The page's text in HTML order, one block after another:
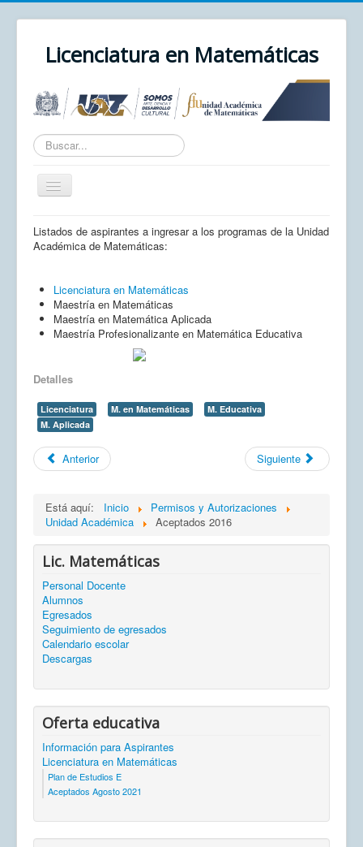
Licenciatura en Matemáticas
Texto
a
buscar...
Cambiar
navegación
Inicio
Unidad Académica
Cursos
Correo
Listados de aspirantes a ingresar a los programas de la Unidad
Académica de Matemáticas:
Licenciatura en Matemáticas
Maestría en Matemáticas
Maestría en Matemática Aplicada
Maestría Profesionalizante en Matemática Educativa
Detalles
Licenciatura M. en Matemáticas
M. Educativa
M. Aplicada
Anterior Siguiente
Está aquí: Inicio
Permisos y Autorizaciones
Unidad Académica
Aceptados 2016
Lic. Matemáticas
Personal Docente
Alumnos
Egresados
Seguimiento de egresados
Calendario escolar
Descargas
Oferta educativa
Información para Aspirantes
Licenciatura en Matemáticas
Plan de Estudios E
Aceptados Agosto 2021